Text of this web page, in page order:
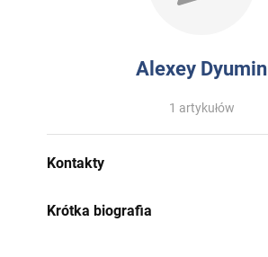
Alexey Dyumin
1 artykułów
Kontakty
Krótka biografia